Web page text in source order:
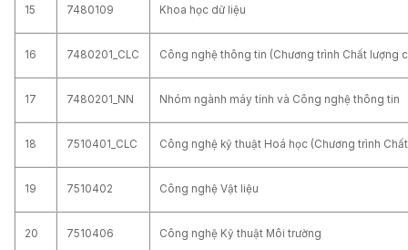
15 7480109 Khoa học dữ liệu
16 7480201_CLC Công nghệ thông tin (Chương trình Chất lượng
17 7480201_NN Nhóm ngành máy tính và Công nghệ thông tin
18 7510401_CLC Công nghệ kỹ thuật Hoá học (Chương trình
19 7510402 Công nghệ Vật liệu
20 7510406 Công nghệ Kỹ thuật Môi trường